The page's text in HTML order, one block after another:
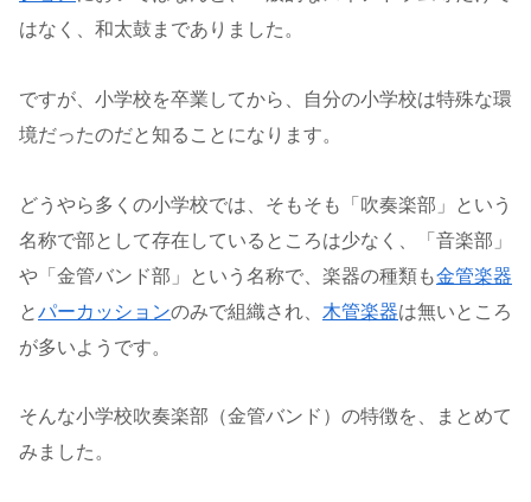
はなく、和太鼓までありました。
ですが、小学校を卒業してから、自分の小学校は特殊な環
境だったのだと知ることになります。
どうやら多くの小学校では、そもそも「吹奏楽部」という
名称で部として存在しているところは少なく、「音楽部」
や「金管バンド部」という名称で、楽器の種類も金管楽器
とパーカッションのみで組織され、 木管楽器は無いところ
が多いようです。
そんな小学校吹奏楽部（金管バンド）の特徴を、まとめて
みました。